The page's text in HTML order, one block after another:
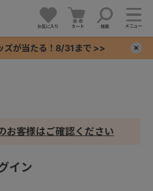
お気に入り カート 検索 メニュー
ズが当たる！8/31まで >>
お客様はご確認ください
イン